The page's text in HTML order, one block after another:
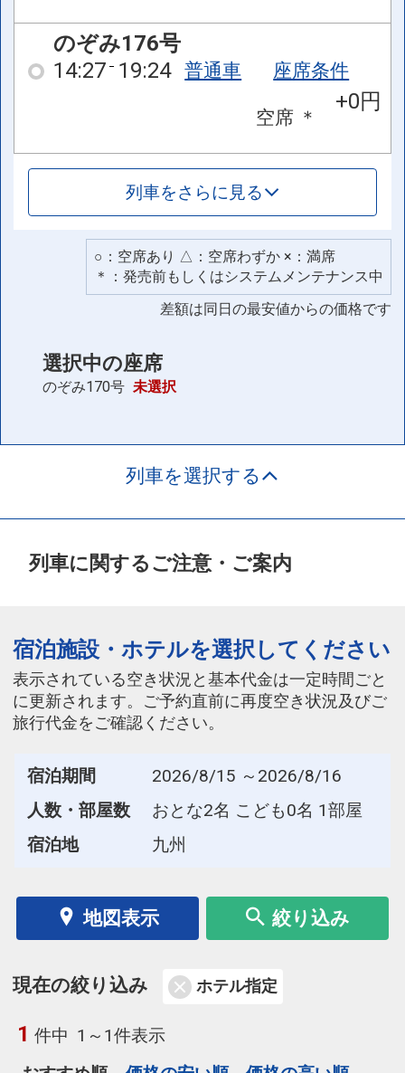
のぞみ176号
14:27 19:24 普通車 座席条件
空席 ＊
+0円
列車をさらに見る
○：空席あり △：空席わずか ×：満席
＊：発売前もしくはシステムメンテナンス中
差額は同日の最安値からの価格です
選択中の座席
のぞみ170号 未選択
列車を選択する
列車に関するご注意・ご案内
宿泊施設・ホテルを選択してください
表示されている空き状況と基本代金は一定時間ごと
に更新されます。ご予約直前に再度空き状況及びご
旅行代金をご確認ください。
宿泊期間
2026/8/15 ～2026/8/16
人数・部屋数
おとな2名 こども0名 1部屋
宿泊地
九州
地図表示 絞り込み
現在の絞り込み ホテル指定
1 件中 1～1件表示